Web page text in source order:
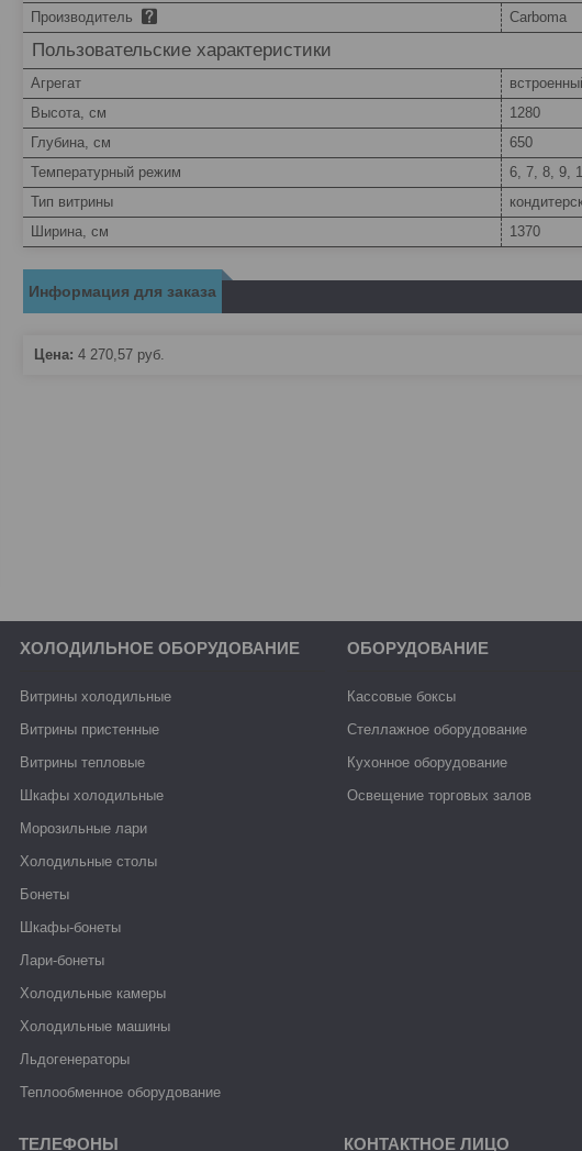
Производитель Carboma
Пользовательские характеристики
Агрегат
Высота, см
1280
Глубина, см
650
Температурный режим
6, 7, 8, 9,
Тип витрины
Ширина, см
1370
Информация для заказа
Цена: 4 270,57 руб.
ХОЛОДИЛЬНОЕ ОБОРУДОВАНИЕ
Витрины холодильные
Витрины пристенные
Витрины тепловые
Шкафы холодильные
Морозильные лари
Холодильные столы
Бонеты
Шкафы-бонеты
Лари-бонеты
Холодильные камеры
Холодильные машины
Льдогенераторы
Теплообменное оборудование
ОБОРУДОВАНИЕ
Кассовые боксы
Стеллажное оборудование
Кухонное оборудование
Освещение торговых залов